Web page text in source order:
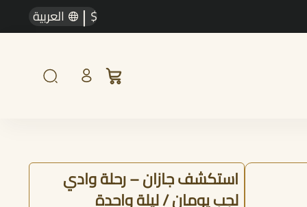
$
| العربية
استكشف جازان – رحلة وادي
لجب يومان / ليلة واحدة